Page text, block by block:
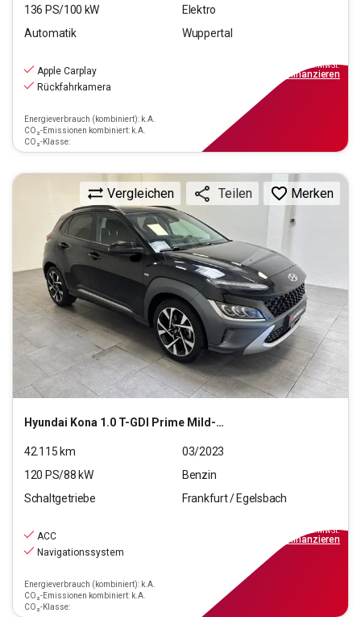
136 PS/100 kW
Elektro
Automatik
Wuppertal
Apple Carplay
Rückfahrkamera
Energieverbrauch (kombiniert): k.A.
CO₂-Emissionen kombiniert: k.A.
CO₂-Klasse:
inkl.MwSt.
finanzieren
Hyundai Kona 1.0 T-GDI Prime Mild-Hybrid 2WD (EURO 6d)
Vergleichen Teilen Merken
42.115 km
03/2023
120 PS/88 kW
Benzin
Schaltgetriebe
Frankfurt / Egelsbach
ACC
Navigationssystem
Energieverbrauch (kombiniert): k.A.
CO₂-Emissionen kombiniert: k.A.
CO₂-Klasse:
inkl.MwSt.
finanzieren